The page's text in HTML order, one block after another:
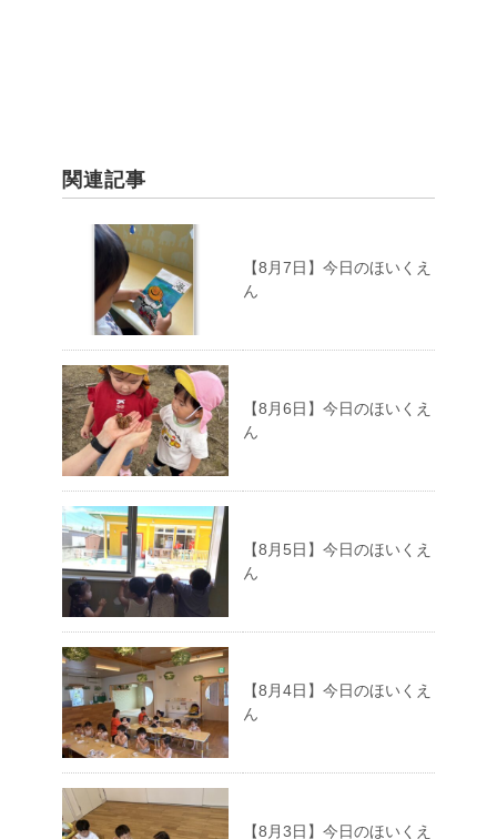
関連記事
【8月7日】今日のほいくえ
ん
【8月6日】今日のほいくえ
ん
【8月5日】今日のほいくえ
ん
【8月4日】今日のほいくえ
ん
【8月3日】今日のほいくえ